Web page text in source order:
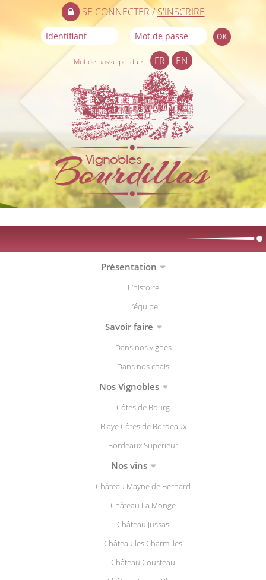
SE CONNECTER /S'INSCRIRE
Mot de passe perdu ? FR EN
Présentation
L’histoire
L’équipe
Savoir faire
Dans nos vignes
Dans nos chais
Nos Vignobles
Côtes de Bourg
Blaye Côtes de Bordeaux
Bordeaux Supérieur
Nos vins
Château Mayne de Bernard
Château La Monge
Château Jussas
Château les Charmilles
Château Cousteau